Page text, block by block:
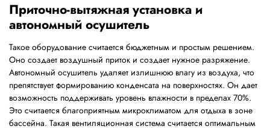
Приточно-вытяжная установка и
автономный осушитель
Такое оборудование считается бюджетным и простым решением.
Оно создает воздушный приток и создает нужное разряжение.
Автономный осушитель удаляет излишнюю влагу из воздуха, что
препятствует формированию конденсата на поверхностях. Он дает
возможность поддерживать уровень влажности в пределах 70%.
Это считается благоприятным микроклиматом для отдыха в зоне
бассейна. Такая вентиляционная система считается оптимальным